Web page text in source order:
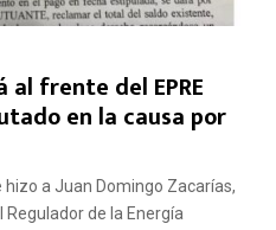
al frente del EPRE
en la causa por
a Juan Domingo Zacarías,
de la Energía